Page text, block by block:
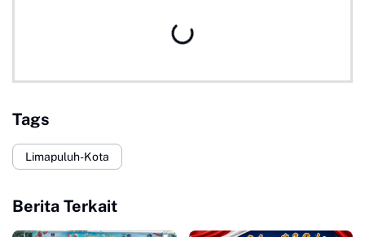
Tags
Limapuluh-Kota
Berita Terkait